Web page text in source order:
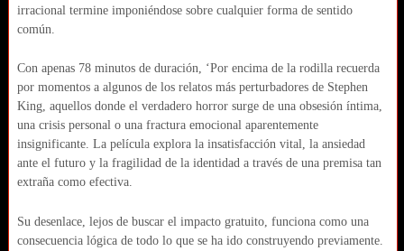
irracional termine imponiéndose sobre cualquier forma de sentido
común.
Con apenas 78 minutos de duración, ‘Por encima de la rodilla recuerda
por momentos a algunos de los relatos más perturbadores de Stephen
King, aquellos donde el verdadero horror surge de una obsesión íntima,
una crisis personal o una fractura emocional aparentemente
insignificante. La película explora la insatisfacción vital, la ansiedad
ante el futuro y la fragilidad de la identidad a través de una premisa tan
extraña como efectiva.
Su desenlace, lejos de buscar el impacto gratuito, funciona como una
consecuencia lógica de todo lo que se ha ido construyendo previamente.